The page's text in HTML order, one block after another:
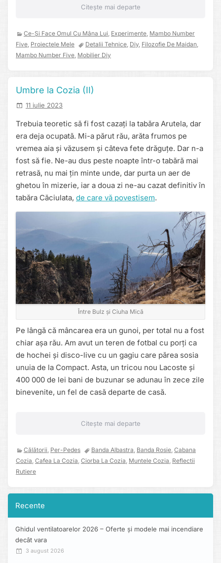
Citește mai departe
Ce-Și Face Omul Cu Mâna Lui Experimente Mambo Number
Five Proiectele Mele Detalii Tehnice Diy, Filozofie De Maidan
Mambo Number Five Mobilier Diy
Umbre la Cozia (II)
11 iulie 2023
Trebuia teoretic să fi fost cazați la tabăra Arutela, dar
era deja ocupată. Mi-a părut rău, arăta frumos pe
vremea aia și văzusem și câteva fete drăguțe. Dar n-a
fost să fie. Ne-au dus peste noapte într-o tabără mai
retrasă, nu mai țin minte unde, dar purta un aer de
ghetou în mizerie, iar a doua zi ne-au cazat definitiv în
tabăra Căciulata, de care vă povestisem.
Între Bulz și Ciuha Mică
Pe lângă că mâncarea era un gunoi, per total nu a fost
chiar așa rău. Am avut un teren de fotbal cu porți ca
de hochei și disco-live cu un gagiu care părea sosia
unuia de la Compact. Asta, un tricou nou Lacoste și
400 000 de lei bani de buzunar se adunau în zece zile
binevenite, un fel de casă departe de casă.
Citește mai departe
Călătorii Per-Pedes Banda Albastra Banda Rosie Cabana
Cozia Cafea La Cozia Ciorba La Cozia Muntele Cozia Reflectii
Rutiere
Recente
Ghidul ventilatoarelor 2026 – Oferte și modele mai incendiare
decât vara
3 august 2026